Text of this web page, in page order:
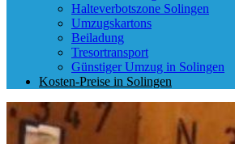
Halteverbotszone Solingen
Umzugskartons
Beiladung
Tresortransport
Günstiger Umzug in Solingen
Kosten-Preise in Solingen